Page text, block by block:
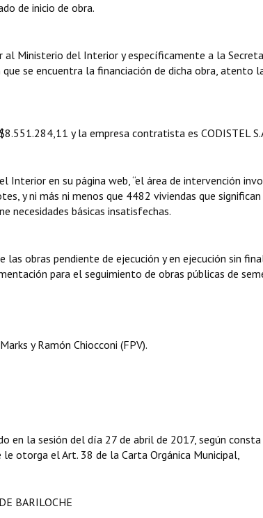
de inicio de obra.
al Ministerio del Interior y específicamente a la
se encuentra la financiación de dicha obra, atento
y la empresa contratista es CODISTEL
en su página web, “el área de intervención
y ni más ni menos que 4482 viviendas que
necesidades básicas insatisfechas.
obras pendiente de ejecución y en ejecución sin
para el seguimiento de obras públicas de
y Ramón Chiocconi (FPV).
en la sesión del día 27 de abril de 2017, según
otorga el Art. 38 de la Carta Orgánica Municipal,
BARILOCHE